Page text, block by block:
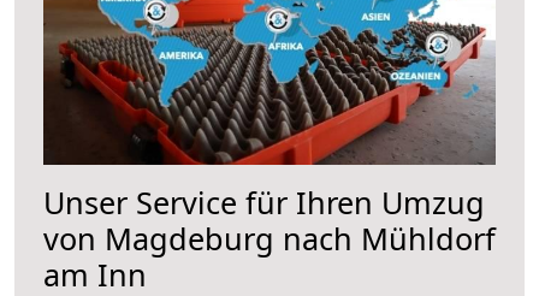
Unser Service für Ihren Umzug
von Magdeburg nach Mühldorf
am Inn